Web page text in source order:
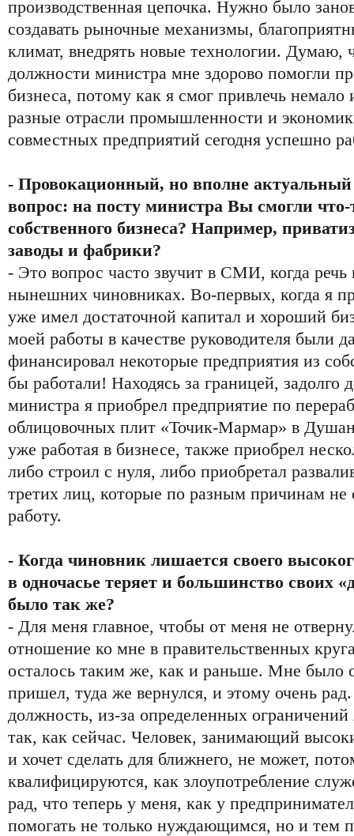
производственная цепочка. Нужно было
создавать рыночные механизмы,
климат, внедрять новые технологии. Думаю,
должности министра мне здорово помогли
бизнеса, потому как я смог привлечь
разные отрасли промышленности и
совместных предприятий сегодня успешно
- Провокационный, но вполне
вопрос: на посту министра Вы смогли что-
собственного бизнеса? Например,
заводы и фабрики?
- Это вопрос часто звучит в СМИ, когда
нынешних чиновниках. Во-первых, когда я
уже имел достаточной капитал и хороший
моей работы в качестве руководителя были
финансировал некоторые предприятия из
бы работали! Находясь за границей, задолго
министра я приобрел предприятие по
облицовочных плит «Точик-Мармар» в
уже работая в бизнесе, также приобрел
либо строил с нуля, либо приобретал
третих лиц, которые по разным причинам не
работу.
- Когда чиновник лишается своего
в одночасье теряет и большинство своих
было так же?
- Для меня главное, чтобы от меня не
отношение ко мне в правительственных
осталось таким же, как и раньше. Мне было
пришел, туда же вернулся, и этому очень
должность, из-за определенных ограничений
так, как сейчас. Человек, занимающий
и хочет сделать для ближнего, не может,
квалифицируются, как злоупотребление
рад, что теперь у меня, как у
помогать не только нуждающимся, но и тем